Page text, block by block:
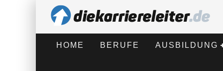
HOME BERUFE AUSBILDUNG